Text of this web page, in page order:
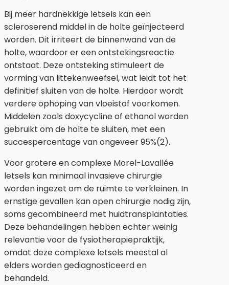
Bij meer hardnekkige letsels kan een
scleroserend middel in de holte geïnjecteerd
worden. Dit irriteert de binnenwand van de
holte, waardoor er een ontstekingsreactie
ontstaat. Deze ontsteking stimuleert de
vorming van littekenweefsel, wat leidt tot het
definitief sluiten van de holte. Hierdoor wordt
verdere ophoping van vloeistof voorkomen.
Middelen zoals doxycycline of ethanol worden
gebruikt om de holte te sluiten, met een
succespercentage van ongeveer 95%(2).
Voor grotere en complexe Morel-Lavallée
letsels kan minimaal invasieve chirurgie
worden ingezet om de ruimte te verkleinen. In
ernstige gevallen kan open chirurgie nodig zijn,
soms gecombineerd met huidtransplantaties.
Deze behandelingen hebben echter weinig
relevantie voor de fysiotherapiepraktijk,
omdat deze complexe letsels meestal al
elders worden gediagnosticeerd en
behandeld.